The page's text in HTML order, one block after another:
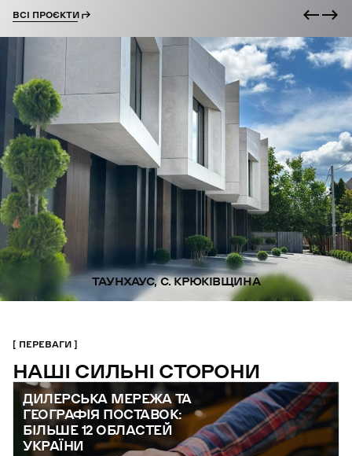
ВСІ ПРОЄКТИ
ТАУНХАУС, С. КРЮКІВЩИНА
ПЕРЕВАГИ
НАШІ СИЛЬНІ СТОРОНИ
ДИЛЕРСЬКА МЕРЕЖА ТА
ГЕОГРАФІЯ ПОСТАВОК:
БІЛЬШЕ 12 ОБЛАСТЕЙ
УКРАЇНИ